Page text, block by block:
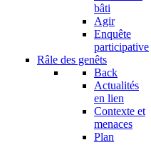
bâti
Agir
Enquête
participative
Râle des genêts
Back
Actualités
en lien
Contexte et
menaces
Plan